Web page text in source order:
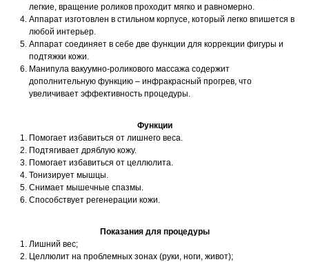
легкие, вращение роликов проходит мягко и равномерно.
Аппарат изготовлен в стильном корпусе, который легко впишется в
любой интерьер.
Аппарат соединяет в себе две функции для коррекции фигуры и
подтяжки кожи.
Манипула вакуумно-роликового массажа содержит
дополнительную функцию – инфракрасный прогрев, что
увеличивает эффективность процедуры.
Функции
Помогает избавиться от лишнего веса.
Подтягивает дряблую кожу.
Помогает избавиться от целлюлита.
Тонизирует мышцы.
Снимает мышечные спазмы.
Способствует регенерации кожи.
Показания для процедуры
Лишний вес;
Целлюлит на проблемных зонах (руки, ноги, живот);